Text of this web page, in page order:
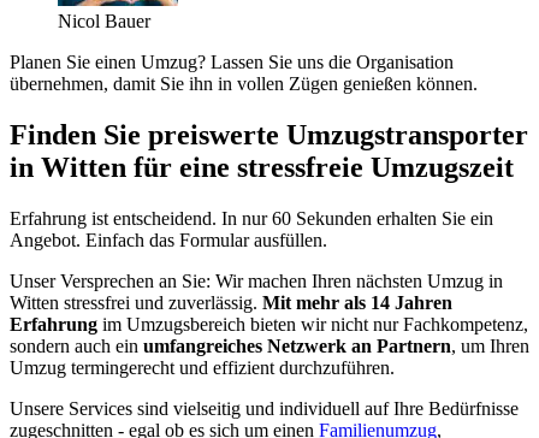
Nicol Bauer
Planen Sie einen Umzug? Lassen Sie uns die Organisation
übernehmen, damit Sie ihn in vollen Zügen genießen können.
Finden Sie preiswerte Umzugstransporter
in Witten für eine stressfreie Umzugszeit
Erfahrung ist entscheidend. In nur 60 Sekunden erhalten Sie ein
Angebot. Einfach das Formular ausfüllen.
Unser Versprechen an Sie: Wir machen Ihren nächsten Umzug in
Witten stressfrei und zuverlässig. Mit mehr als 14 Jahren
Erfahrung im Umzugsbereich bieten wir nicht nur Fachkompetenz,
sondern auch ein umfangreiches Netzwerk an Partnern, um Ihren
Umzug termingerecht und effizient durchzuführen.
Unsere Services sind vielseitig und individuell auf Ihre Bedürfnisse
zugeschnitten - egal ob es sich um einen Familienumzug,